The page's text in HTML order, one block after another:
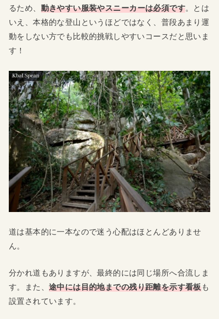
るため、 動きやすい服装やスニーカーは必須です。とは
いえ、本格的な登山というほどではなく、普段あまり運
動をしない方でも比較的挑戦しやすいコースだと思いま
す！
道は基本的に一本なので迷う心配はほとんどありませ
ん。
分かれ道もありますが、最終的には同じ場所へ合流しま
す。また、 途中には目的地までの残り距離を示す看板も
設置されています。